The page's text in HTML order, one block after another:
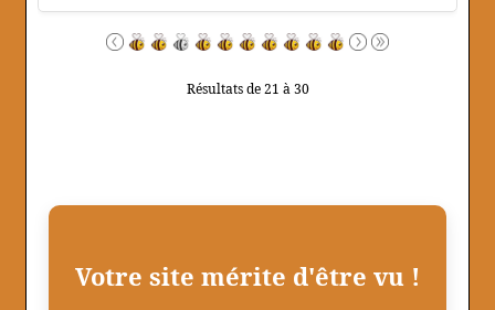
Résultats de 21 à 30
Votre site mérite d'être vu !